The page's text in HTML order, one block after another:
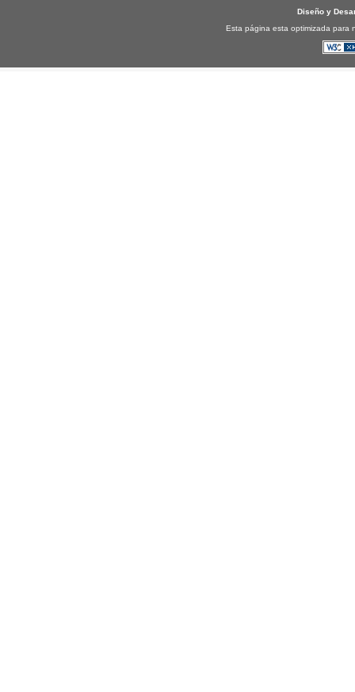
Diseño y
Esta página esta optimizada para